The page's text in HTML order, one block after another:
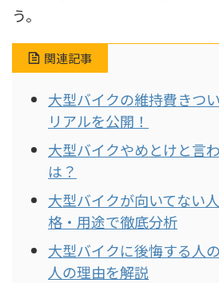
う。
関連記事
大型バイクの維持費きつ
リアルを公開！
大型バイクやめとけと言
は？
大型バイクが向いてない
格・用途で徹底分析
大型バイクに後悔する人
人の理由を解説